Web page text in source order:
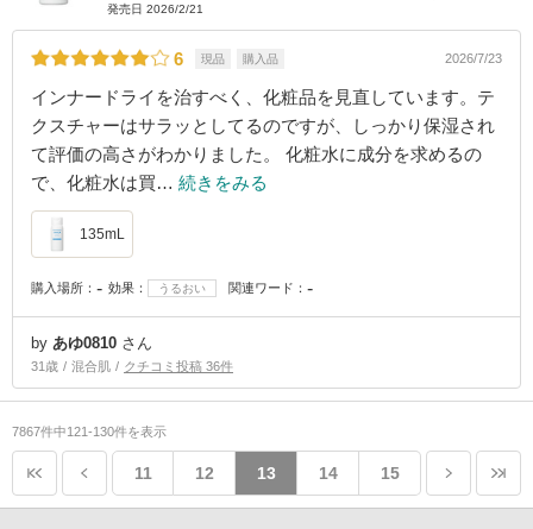
発売日 2026/2/21
6 現品 購入品 2026/7/23
インナードライを治すべく、化粧品を見直しています。テ
クスチャーはサラッとしてるのですが、しっかり保湿され
て評価の高さがわかりました。 化粧水に成分を求めるの
で、化粧水は買… 続きをみる
135mL
購入場所： - 効果： うるおい 関連ワード： -
by あゆ0810 さん
31歳 混合肌 クチコミ投稿 36件
7867件中121-130件を表示
11 12 13 14 15